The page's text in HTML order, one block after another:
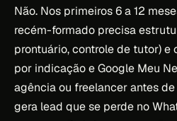
Não. Nos primeiros 6 a 12
recém-formado precisa
prontuário, controle de tutor)
por indicação e Google Meu
agência ou freelancer antes
gera lead que se perde no